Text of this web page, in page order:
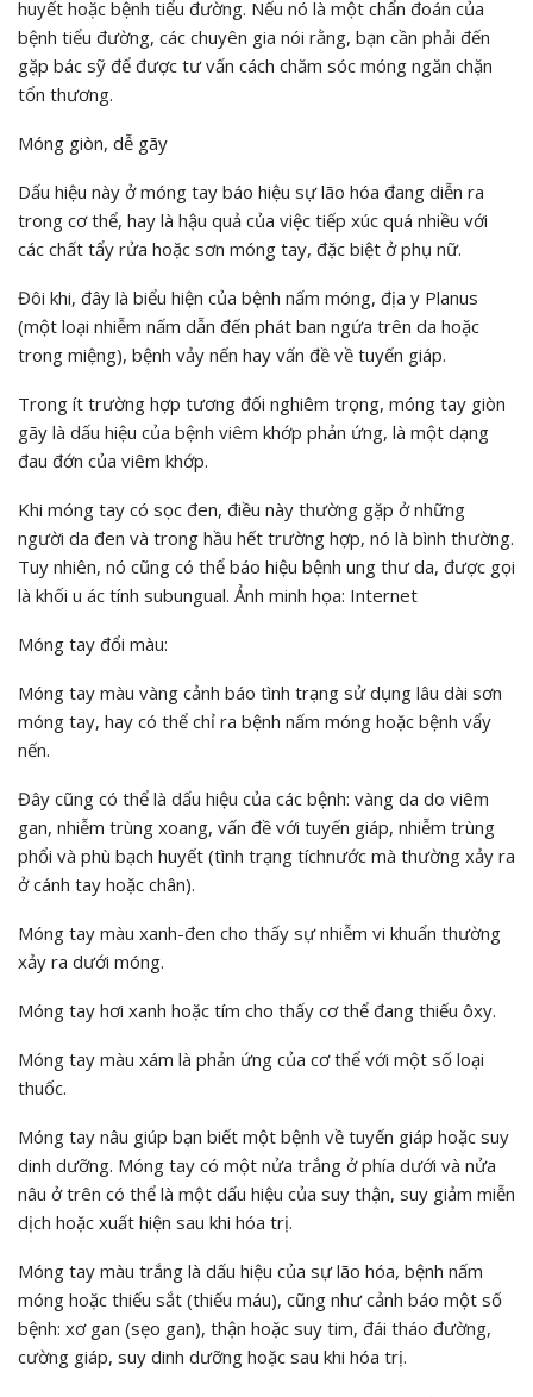
huyết hoặc bệnh tiểu đường. Nếu nó là một chẩn đoán của
bệnh tiểu đường, các chuyên gia nói rằng, bạn cần phải đến
gặp bác sỹ để được tư vấn cách chăm sóc móng ngăn chặn
tổn thương.
Móng giòn, dễ gãy
Dấu hiệu này ở móng tay báo hiệu sự lão hóa đang diễn ra
trong cơ thể, hay là hậu quả của việc tiếp xúc quá nhiều với
các chất tẩy rửa hoặc sơn móng tay, đặc biệt ở phụ nữ.
Đôi khi, đây là biểu hiện của bệnh nấm móng, địa y Planus
(một loại nhiễm nấm dẫn đến phát ban ngứa trên da hoặc
trong miệng), bệnh vảy nến hay vấn đề về tuyến giáp.
Trong ít trường hợp tương đối nghiêm trọng, móng tay giòn
gãy là dấu hiệu của bệnh viêm khớp phản ứng, là một dạng
đau đớn của viêm khớp.
Khi móng tay có sọc đen, điều này thường gặp ở những
người da đen và trong hầu hết trường hợp, nó là bình thường.
Tuy nhiên, nó cũng có thể báo hiệu bệnh ung thư da, được gọi
là khối u ác tính subungual. Ảnh minh họa: Internet
Móng tay đổi màu:
Móng tay màu vàng cảnh báo tình trạng sử dụng lâu dài sơn
móng tay, hay có thể chỉ ra bệnh nấm móng hoặc bệnh vẩy
nến.
Đây cũng có thể là dấu hiệu của các bệnh: vàng da do viêm
gan, nhiễm trùng xoang, vấn đề với tuyến giáp, nhiễm trùng
phổi và phù bạch huyết (tình trạng tíchnước mà thường xảy ra
ở cánh tay hoặc chân).
Móng tay màu xanh-đen cho thấy sự nhiễm vi khuẩn thường
xảy ra dưới móng.
Móng tay hơi xanh hoặc tím cho thấy cơ thể đang thiếu ôxy.
Móng tay màu xám là phản ứng của cơ thể với một số loại
thuốc.
Móng tay nâu giúp bạn biết một bệnh về tuyến giáp hoặc suy
dinh dưỡng. Móng tay có một nửa trắng ở phía dưới và nửa
nâu ở trên có thể là một dấu hiệu của suy thận, suy giảm miễn
dịch hoặc xuất hiện sau khi hóa trị.
Móng tay màu trắng là dấu hiệu của sự lão hóa, bệnh nấm
móng hoặc thiếu sắt (thiếu máu), cũng như cảnh báo một số
bệnh: xơ gan (sẹo gan), thận hoặc suy tim, đái tháo đường,
cường giáp, suy dinh dưỡng hoặc sau khi hóa trị.